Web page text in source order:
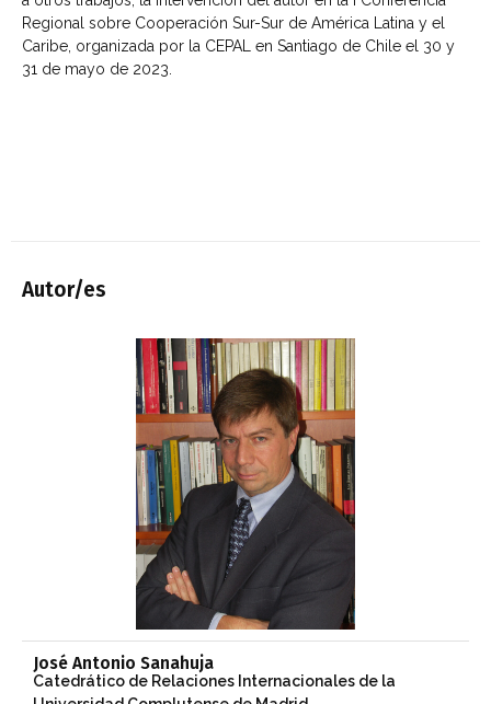
Regional sobre Cooperación Sur-Sur de América Latina y el
Caribe, organizada por la CEPAL en Santiago de Chile el 30 y
31 de mayo de 2023.
Autor/es
José Antonio Sanahuja
Catedrático de Relaciones Internacionales de la